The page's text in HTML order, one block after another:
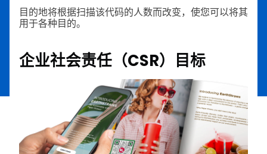
目的地将根据扫描该代码的人数而改变，使您可以将其
用于各种目的。
企业社会责任（CSR）目标